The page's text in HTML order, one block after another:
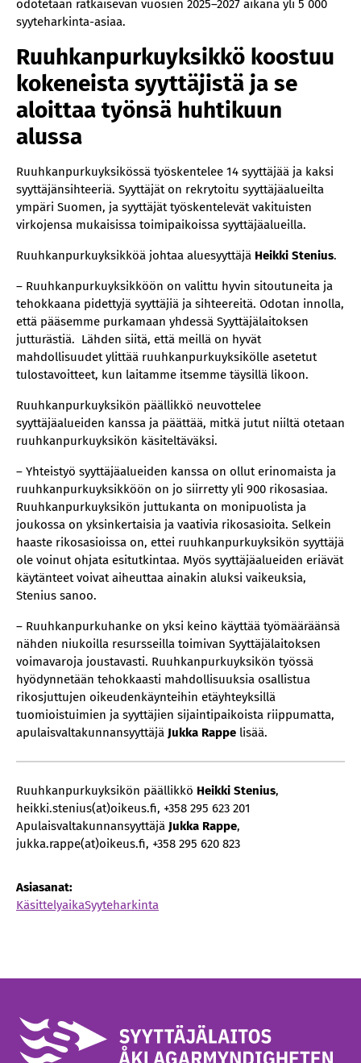
odotetaan ratkaisevan vuosien 2025–2027 aikana yli 5 000
syyteharkinta-asiaa.
Ruuhkanpurkuyksikkö koostuu
kokeneista syyttäjistä ja se
aloittaa työnsä huhtikuun
alussa
Ruuhkanpurkuyksikössä työskentelee 14 syyttäjää ja kaksi
syyttäjänsihteeriä. Syyttäjät on rekrytoitu syyttäjäalueilta
ympäri Suomen, ja syyttäjät työskentelevät vakituisten
virkojensa mukaisissa toimipaikoissa syyttäjäalueilla.
Ruuhkanpurkuyksikköä johtaa aluesyyttäjä Heikki Stenius.
– Ruuhkanpurkuyksikköön on valittu hyvin sitoutuneita ja
tehokkaana pidettyjä syyttäjiä ja sihteereitä. Odotan innolla,
että pääsemme purkamaan yhdessä Syyttäjälaitoksen
jutturästiä. Lähden siitä, että meillä on hyvät
mahdollisuudet ylittää ruuhkanpurkuyksikölle asetetut
tulostavoitteet, kun laitamme itsemme täysillä likoon.
Ruuhkanpurkuyksikön päällikkö neuvottelee
syyttäjäalueiden kanssa ja päättää, mitkä jutut niiltä otetaan
ruuhkanpurkuyksikön käsiteltäväksi.
– Yhteistyö syyttäjäalueiden kanssa on ollut erinomaista ja
ruuhkanpurkuyksikköön on jo siirretty yli 900 rikosasiaa.
Ruuhkanpurkuyksikön juttukanta on monipuolista ja
joukossa on yksinkertaisia ja vaativia rikosasioita. Selkein
haaste rikosasioissa on, ettei ruuhkanpurkuyksikön syyttäjä
ole voinut ohjata esitutkintaa. Myös syyttäjäalueiden eriävät
käytänteet voivat aiheuttaa ainakin aluksi vaikeuksia,
Stenius sanoo.
– Ruuhkanpurkuhanke on yksi keino käyttää työmääräänsä
nähden niukoilla resursseilla toimivan Syyttäjälaitoksen
voimavaroja joustavasti. Ruuhkanpurkuyksikön työssä
hyödynnetään tehokkaasti mahdollisuuksia osallistua
rikosjuttujen oikeudenkäynteihin etäyhteyksillä
tuomioistuimien ja syyttäjien sijaintipaikoista riippumatta,
apulaisvaltakunnansyyttäjä Jukka Rappe lisää.
Ruuhkanpurkuyksikön päällikkö Heikki Stenius,
heikki.stenius(at)oikeus.fi, +358 295 623 201
Apulaisvaltakunnansyyttäjä Jukka Rappe,
jukka.rappe(at)oikeus.fi, +358 295 620 823
Asiasanat:
KäsittelyaikaSyyteharkinta